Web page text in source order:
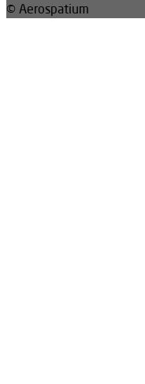
© Aerospatium